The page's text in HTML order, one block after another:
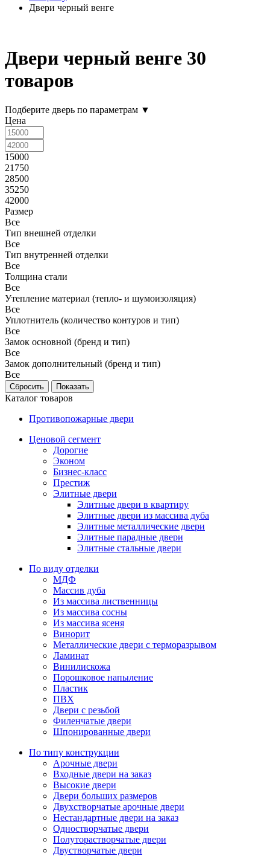
Двери черный венге
Двери черный венге 30
товаров
Подберите дверь по параметрам ▼
Цена
15000
21750
28500
35250
42000
Размер
Все
Тип внешней отделки
Все
Тип внутренней отделки
Все
Толщина стали
Все
Утепление материал (тепло- и шумоизоляция)
Все
Уплотнитель (количество контуров и тип)
Все
Замок основной (бренд и тип)
Все
Замок дополнительный (бренд и тип)
Все
Каталог товаров
Противопожарные двери
Ценовой сегмент
Дорогие
Эконом
Бизнес-класс
Престиж
Элитные двери
Элитные двери в квартиру
Элитные двери из массива дуба
Элитные металлические двери
Элитные парадные двери
Элитные стальные двери
По виду отделки
МДФ
Массив дуба
Из массива лиственницы
Из массива сосны
Из массива ясеня
Винорит
Металлические двери с терморазрывом
Ламинат
Винилискожа
Порошковое напыление
Пластик
ПВХ
Двери с резьбой
Филенчатые двери
Шпонированные двери
По типу конструкции
Арочные двери
Входные двери на заказ
Высокие двери
Двери больших размеров
Двухстворчатые арочные двери
Нестандартные двери на заказ
Одностворчатые двери
Полуторастворчатые двери
Двустворчатые двери